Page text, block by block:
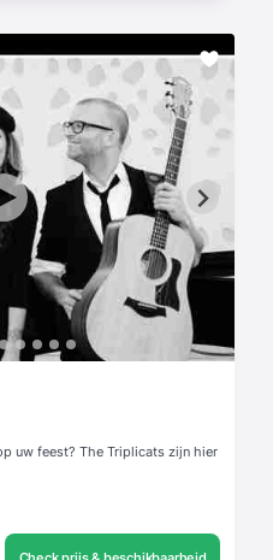
uw feest? The Triplicats zijn hier